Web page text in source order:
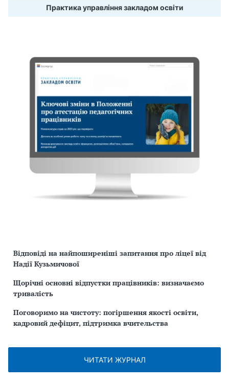
Практика управління закладом освіти
Відповіді на найпоширеніші запитання про ліцеї від
Надії Кузьмичової
Щорічні основні відпустки працівників: визначаємо
тривалість
Поговоримо на чистоту: погіршення якості освіти,
кадровий дефіцит, підтримка вчительства
ЧИТАТИ ЖУРНАЛ